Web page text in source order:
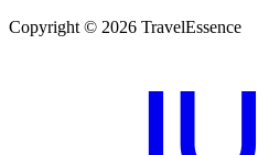
Copyright © 2026 TravelEssence